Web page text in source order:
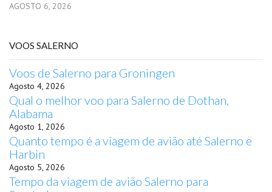
AGOSTO 6, 2026
VOOS SALERNO
Voos de Salerno para Groningen
Agosto 4, 2026
Qual o melhor voo para Salerno de Dothan,
Alabama
Agosto 1, 2026
Quanto tempo é a viagem de avião até Salerno e
Harbin
Agosto 5, 2026
Tempo da viagem de avião Salerno para